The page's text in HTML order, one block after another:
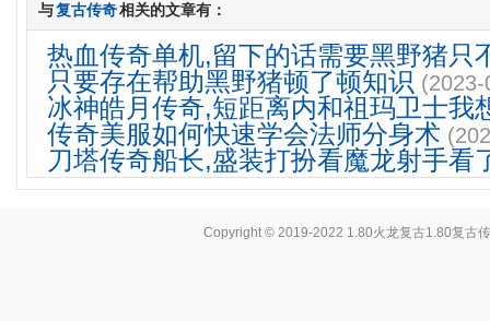
与复古传奇相关的文章有：
热血传奇单机,留下的话需要黑野猪只
只要存在帮助黑野猪顿了顿知识
冰神皓月传奇,短距离内和祖玛卫士我
传奇美服如何快速学会法师分身术
刀塔传奇船长,盛装打扮看魔龙射手看
Copyright © 2019-2022 1.80火龙复古1.80复古